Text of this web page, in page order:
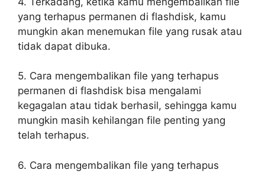
yang terhapus permanen di flashdisk, kamu
mungkin akan menemukan file yang rusak atau
tidak dapat dibuka.
5. Cara mengembalikan file yang terhapus
permanen di flashdisk bisa mengalami
kegagalan atau tidak berhasil, sehingga kamu
mungkin masih kehilangan file penting yang
telah terhapus.
6. Cara mengembalikan file yang terhapus